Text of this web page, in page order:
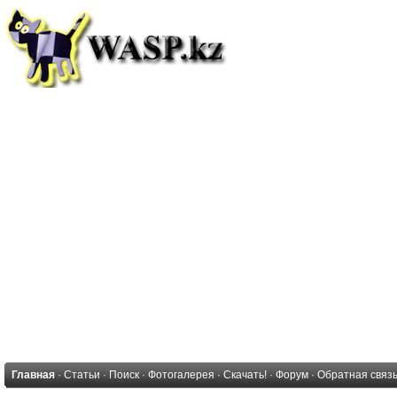
Главная · Статьи · Поиск · Фотогалерея · Скачать! · Форум · Обратная связь